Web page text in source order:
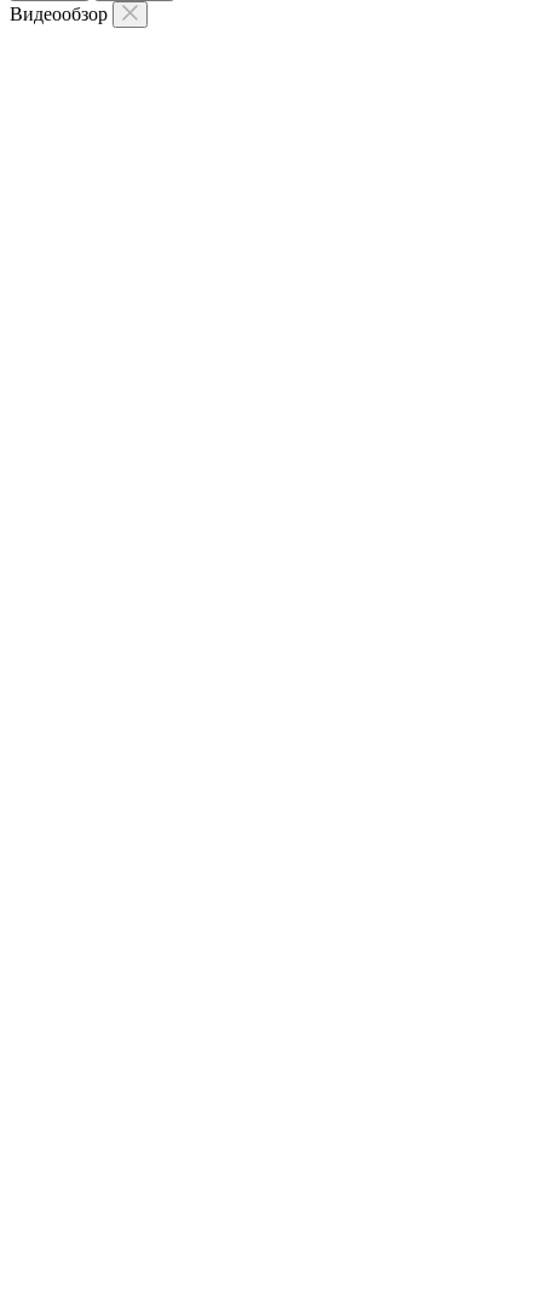
Видеообзор